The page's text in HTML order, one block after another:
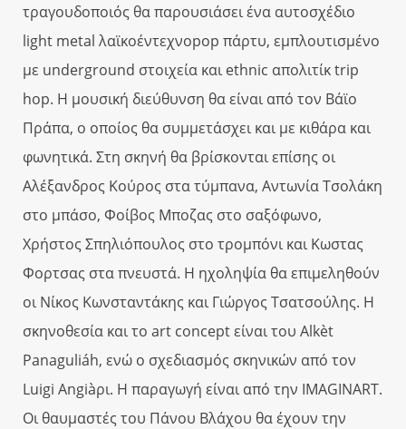
τραγουδοποιός θα παρουσιάσει ένα αυτοσχέδιο
light metal λαϊκοέντεχνοpop πάρτυ, εμπλουτισμένο
με underground στοιχεία και ethnic απολιτίκ trip
hop. Η μουσική διεύθυνση θα είναι από τον Βάϊο
Πράπα, ο οποίος θα συμμετάσχει και με κιθάρα και
φωνητικά. Στη σκηνή θα βρίσκονται επίσης οι
Αλέξανδρος Κούρος στα τύμπανα, Αντωνία Τσολάκη
στο μπάσο, Φοίβος Μποζας στο σαξόφωνο,
Χρήστος Σπηλιόπουλος στο τρομπόνι και Κωστας
Φορτσας στα πνευστά. Η ηχοληψία θα επιμεληθούν
οι Νίκος Κωνσταντάκης και Γιώργος Τσατσούλης. Η
σκηνοθεσία και το art concept είναι του Alkèt
Panaguliáh, ενώ ο σχεδιασμός σκηνικών από τον
Luigi Angiàρι. Η παραγωγή είναι από την IMAGINART.
Οι θαυμαστές του Πάνου Βλάχου θα έχουν την